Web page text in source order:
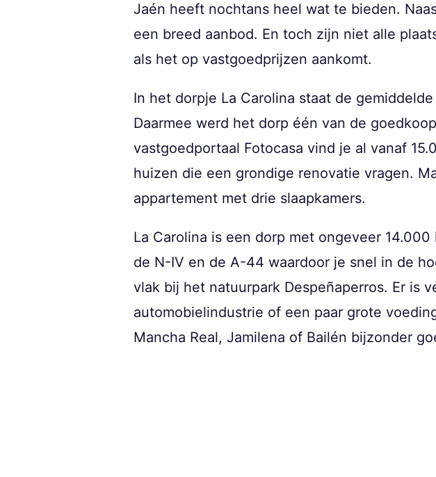
Jaén heeft nochtans heel wat te bieden.
een breed aanbod. En toch zijn niet alle
als het op vastgoedprijzen aankomt.
In het dorpje La Carolina staat de
Daarmee werd het dorp één van de
vastgoedportaal Fotocasa vind je al vanaf
huizen die een grondige renovatie vragen.
appartement met drie slaapkamers.
La Carolina is een dorp met ongeveer
de N-IV en de A-44 waardoor je snel in de
vlak bij het natuurpark Despeñaperros. Er is
automobielindustrie of een paar grote
Mancha Real, Jamilena of Bailén bijzonder